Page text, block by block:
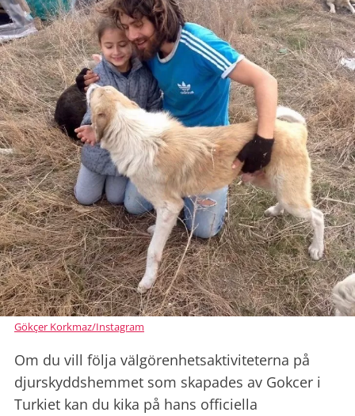
Gökçer Korkmaz/Instagram
Om du vill följa välgörenhetsaktiviteterna på
djurskyddshemmet som skapades av Gokcer i
Turkiet kan du kika på hans officiella